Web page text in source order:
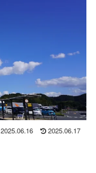
2025.06.16 2025.06.17